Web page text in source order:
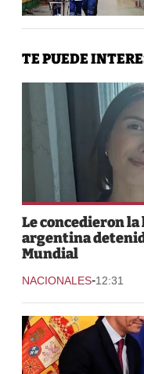
TE PUEDE
Le concedieron
argentina
Mundial
NACIONALES-12:31